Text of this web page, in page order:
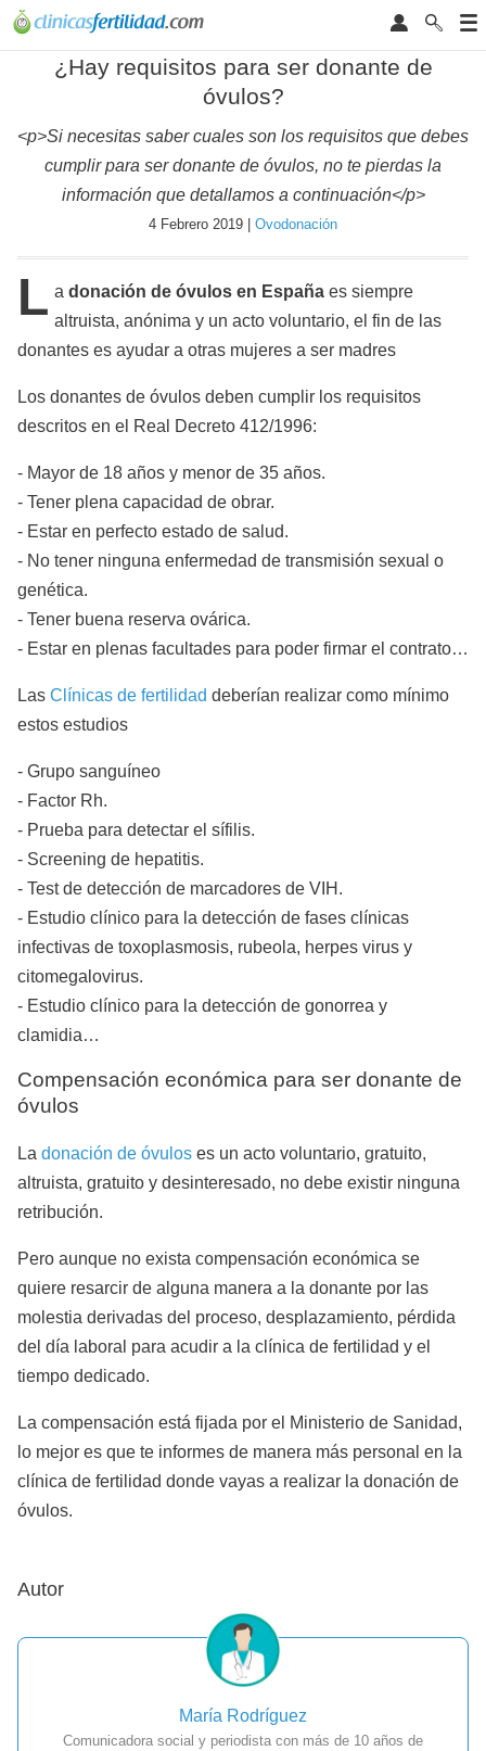
¿Hay requisitos para ser donante de
óvulos?
<p>Si necesitas saber cuales son los requisitos que debes
cumplir para ser donante de óvulos, no te pierdas la
información que detallamos a continuación</p>
4 Febrero 2019 | Ovodonación
L a donación de óvulos en Españaes siempre
altruista, anónima y un acto voluntario, el fin de las
donantes es ayudar a otras mujeres a ser madres
Los donantes de óvulos deben cumplir los requisitos
descritos en el Real Decreto 412/1996:
- Mayor de 18 años y menor de 35 años.
- Tener plena capacidad de obrar.
- Estar en perfecto estado de salud.
- No tener ninguna enfermedad de transmisión sexual o
genética.
- Tener buena reserva ovárica.
- Estar en plenas facultades para poder firmar el contrato…
Las Clínicas de fertilidad deberían realizar como mínimo
estos estudios
- Grupo sanguíneo
- Factor Rh.
- Prueba para detectar el sífilis.
- Screening de hepatitis.
- Test de detección de marcadores de VIH.
- Estudio clínico para la detección de fases clínicas
infectivas de toxoplasmosis, rubeola, herpes virus y
citomegalovirus.
- Estudio clínico para la detección de gonorrea y
clamidia…
Compensación económica para ser donante de
óvulos
La donación de óvulos es un acto voluntario, gratuito,
altruista, gratuito y desinteresado, no debe existir ninguna
retribución.
Pero aunque no exista compensación económica se
quiere resarcir de alguna manera a la donante por las
molestia derivadas del proceso, desplazamiento, pérdida
del día laboral para acudir a la clínica de fertilidad y el
tiempo dedicado.
La compensación está fijada por el Ministerio de Sanidad,
lo mejor es que te informes de manera más personal en la
clínica de fertilidad donde vayas a realizar la donación de
óvulos.
Autor
María Rodríguez
Comunicadora social y periodista con más de 10 años de